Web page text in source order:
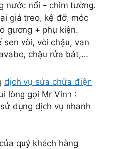
nước nổi – chìm tường.
giá treo, kệ đỡ, móc
gương + phụ kiện.
sen vòi, vòi chậu, van
chậu rửa bát,…
dịch vụ sửa chữa điện
lòng gọi Mr Vinh :
dụng dịch vụ nhanh
quý khách hàng